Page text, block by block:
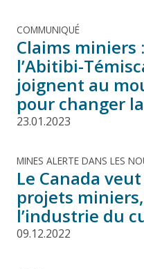
COMMUNIQUÉ
Claims miniers
l’Abitibi-
joignent au
pour changer
23.01.2023
MINES ALERTE DANS LES
Le Canada
projets
l’industrie du
09.12.2022